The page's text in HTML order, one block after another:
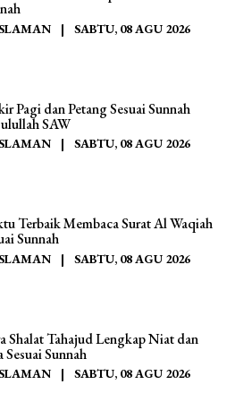
| SABTU, 08 AGU 2026
Pagi dan Petang Sesuai Sunnah
SAW
| SABTU, 08 AGU 2026
Terbaik Membaca Surat Al Waqiah
Sunnah
| SABTU, 08 AGU 2026
Shalat Tahajud Lengkap Niat dan
Sesuai Sunnah
| SABTU, 08 AGU 2026